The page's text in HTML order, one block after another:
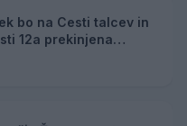
bo na Cesti talcev in
12a prekinjena
energije.